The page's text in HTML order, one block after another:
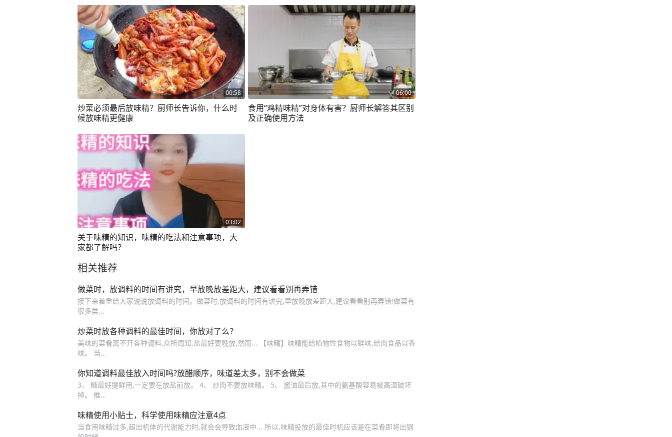
00:58
炒菜必须最后放味精？厨师长告诉你，什么时
候放味精更健康
06:00
食用“鸡精味精”对身体有害？厨师长解答其区别
及正确使用方法
03:02
关于味精的知识，味精的吃法和注意事项，大
家都了解吗？
相关推荐
做菜时，放调料的时间有讲究，早放晚放差距大，建议看看别再弄错
接下来着重给大家说说放调料的时间。做菜时,放调料的时间有讲究,早放晚放差距大,建议看看别再弄错!做菜有
很多类...
炒菜时放各种调料的最佳时间，你放对了么？
美味的菜肴离不开各种调料,众所周知,盐最好要晚放,然而... 【味精】味精能给植物性食物以鲜味,给肉食品以香
味。 当...
你知道调料最佳放入时间吗?放醋顺序，味道差太多，别不会做菜
3、 糖最好提鲜用,一定要在放盐前放。 4、 炒肉不要放味精。 5、 酱油最后放,其中的氨基酸容易被高温破坏
掉。 推...
味精使用小贴士，科学使用味精应注意4点
当食用味精过多,超出机体的代谢能力时,就会会导致血液中... 所以,味精投放的最佳时机应该是在菜肴即将出锅